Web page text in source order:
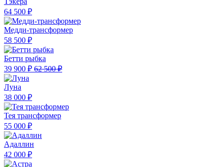
64 500 ₽
Медди-трансформер
58 500 ₽
Бетти рыбка
39 900 ₽ 62 500 ₽
Луна
38 000 ₽
Тея трансформер
55 000 ₽
Адаллин
42 000 ₽